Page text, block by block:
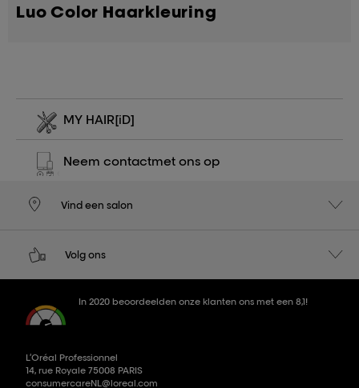
Luo Color Haarkleuring
MY HAIR[iD]
Neem contactmet ons op
Vind een salon
Volg ons
In 2020 beoordeelden onze klanten ons met een 8,1!
L’Oréal Professionnel
14, rue Royale 75008 PARIS
consumercareNL@loreal.com